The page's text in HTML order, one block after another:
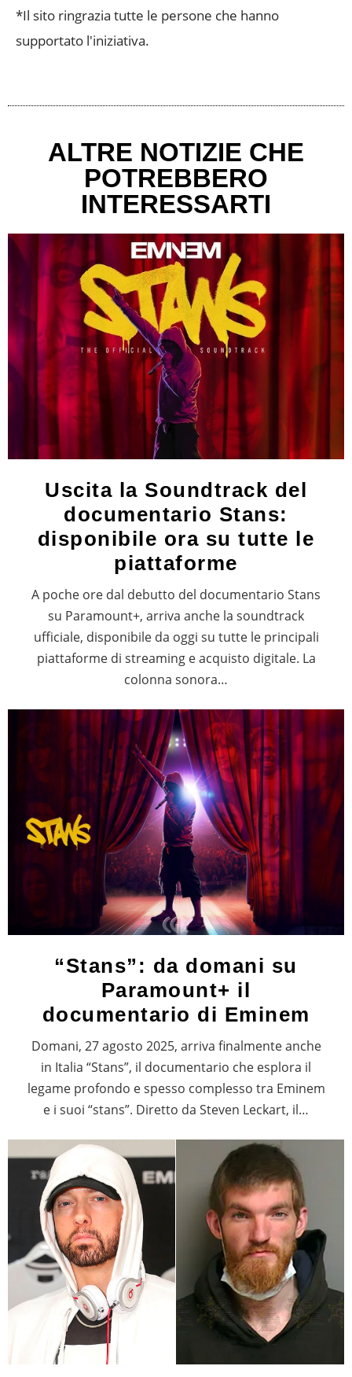
*Il sito ringrazia tutte le persone che hanno
supportato l'iniziativa.
ALTRE NOTIZIE CHE
POTREBBERO
INTERESSARTI
Uscita la Soundtrack del
documentario Stans:
disponibile ora su tutte le
piattaforme
A poche ore dal debutto del documentario Stans
su Paramount+, arriva anche la soundtrack
ufficiale, disponibile da oggi su tutte le principali
piattaforme di streaming e acquisto digitale. La
colonna sonora…
“Stans”: da domani su
Paramount+ il
documentario di Eminem
Domani, 27 agosto 2025, arriva finalmente anche
in Italia “Stans”, il documentario che esplora il
legame profondo e spesso complesso tra Eminem
e i suoi “stans”. Diretto da Steven Leckart, il…